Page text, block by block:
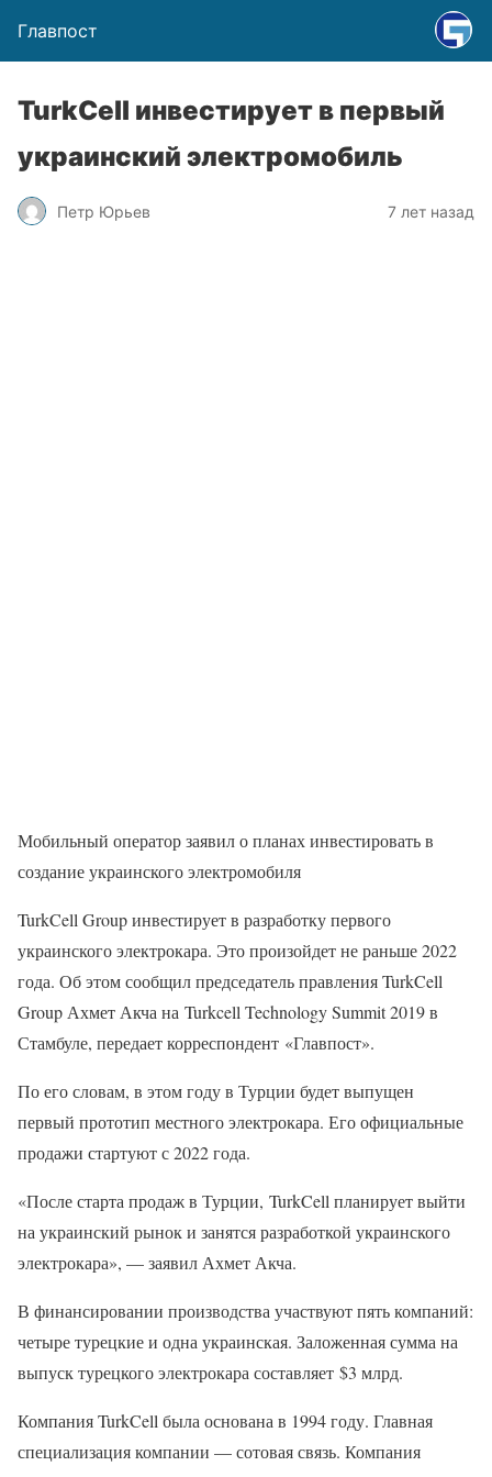
Главпост
TurkCell инвестирует в первый
украинский электромобиль
Петр Юрьев 7 лет назад
Мобильный оператор заявил о планах инвестировать в
создание украинского электромобиля
TurkCell Group инвестирует в разработку первого
украинского электрокара. Это произойдет не раньше 2022
года. Об этом сообщил председатель правления TurkCell
Group Ахмет Акча на Turkcell Technology Summit 2019 в
Стамбуле, передает корреспондент «Главпост».
По его словам, в этом году в Турции будет выпущен
первый прототип местного электрокара. Его официальные
продажи стартуют с 2022 года.
«После старта продаж в Турции, TurkCell планирует выйти
на украинский рынок и занятся разработкой украинского
электрокара», — заявил Ахмет Акча.
В финансировании производства участвуют пять компаний:
четыре турецкие и одна украинская. Заложенная сумма на
выпуск турецкого электрокара составляет $3 млрд.
Компания TurkCell была основана в 1994 году. Главная
специализация компании — сотовая связь. Компания